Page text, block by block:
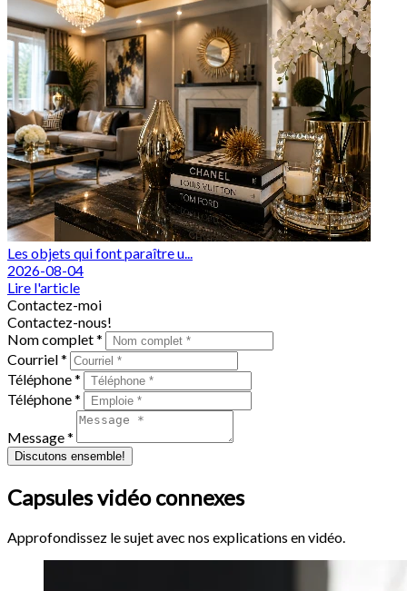
Les objets qui font paraître u...
2026-08-04
Lire l'article
Contactez-moi
Contactez-nous!
Nom complet *
Courriel *
Téléphone *
Téléphone *
Message *
Discutons ensemble!
Capsules vidéo connexes
Approfondissez le sujet avec nos explications en vidéo.